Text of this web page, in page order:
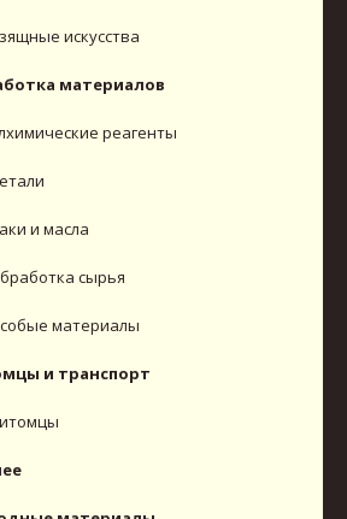
искусства
материалов
реагенты
и масла
сырья
материалы
и транспорт